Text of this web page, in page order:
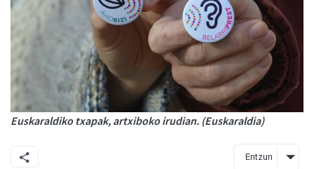
Euskaraldiko txapak, artxiboko irudian. (Euskaraldia)
Entzun